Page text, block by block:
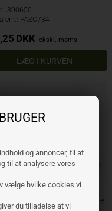
og annoncer, til at
til at analysere vores
vælge hvilke cookies vi
du tilladelse at vi
300650
PASC734
DKK ekskl. moms
inkluderet
muldplade UCN højre